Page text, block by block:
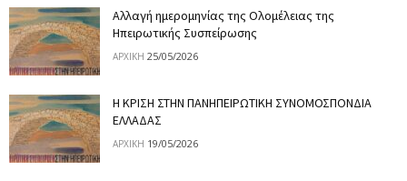
Αλλαγή ημερομηνίας της Ολομέλειας της
Ηπειρωτικής Συσπείρωσης
ΑΡΧΙΚΉ 25/05/2026
Η ΚΡΙΣΗ ΣΤΗΝ ΠΑΝΗΠΕΙΡΩΤΙΚΗ ΣΥΝΟΜΟΣΠΟΝΔΙΑ
ΕΛΛΑΔΑΣ
ΑΡΧΙΚΉ 19/05/2026